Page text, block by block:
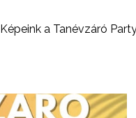
Képeink a Tanévzáró